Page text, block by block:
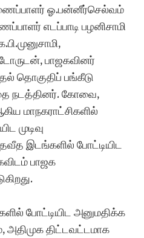
ஓ.பன்னீர்செல்வம்
எடப்பாடி பழனிசாமி
பாஜகவினர்
தொகுதிப் பங்கீடு
நடத்தினர். கோவை,
மாநகராட்சிகளில்
முடிவு
இடங்களில் போட்டியிட
பாஜக
போட்டியிட அனுமதிக்க
அதிமுக திட்டவட்டமாக